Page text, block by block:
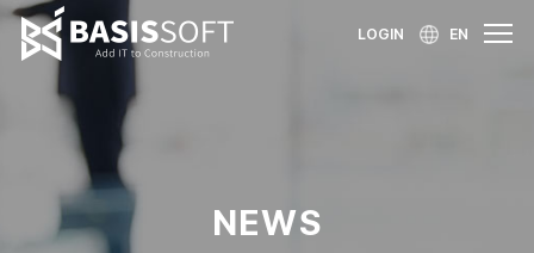
LOGIN EN
NEWS